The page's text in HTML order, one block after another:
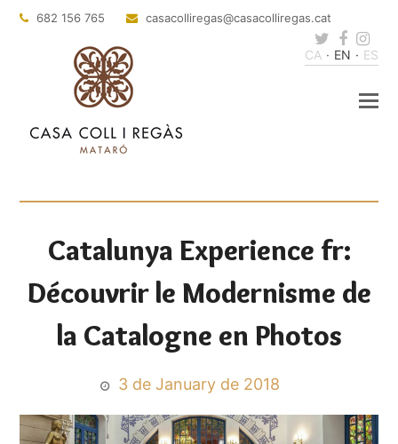
682 156 765 casacolliregas@casacolliregas.cat
Twitter
CA EN ES
Catalunya Experience fr:
Découvrir le Modernisme de
la Catalogne en Photos
3 de January de 2018